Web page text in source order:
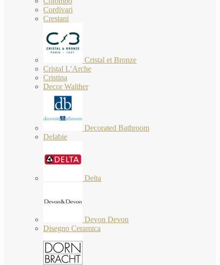
Cordivari
Crestani
Cristal et Bronze
Cristal L’Arche
Cristina
Decor Walther
Decorated Bathroom
Delabie
Delta
Devon Devon
Disegno Ceramica